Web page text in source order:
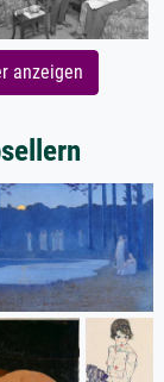
anzeigen